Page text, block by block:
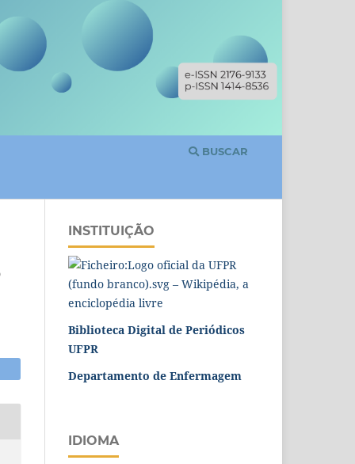
BUSCAR
INSTITUIÇÃO
Biblioteca Digital de Periódicos
UFPR
Departamento de Enfermagem
IDIOMA